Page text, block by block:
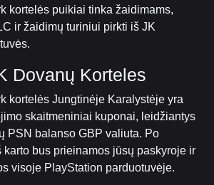
kortelės puikiai tinka žaidimams,
ir žaidimų turiniui pirkti iš JK
Dovanų Korteles
kortelės Jungtinėje Karalystėje yra
skaitmeniniai kuponai, leidžiantys
PSN balanso GBP valiuta. Po
karto bus prieinamos jūsų paskyroje ir
visoje PlayStation parduotuvėje.